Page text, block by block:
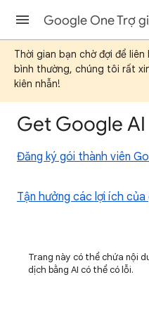
Google One Trợ
Thời gian bạn chờ đợi để
bình thường, chúng tôi rất
kiên nhẫn!
Get Google AI
Đăng ký gói thành viên
Tận hưởng các lợi ích của
Trang này có thể chứa nội
dịch bằng AI có thể có lỗi.